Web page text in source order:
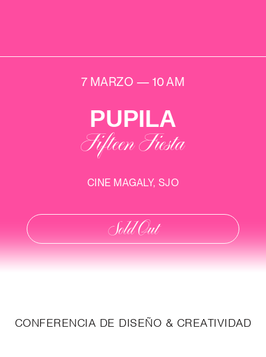
7 MARZO — 10 AM
PUPILA
Fifteen Fiesta
CINE MAGALY, SJO
Sold Out
CONFERENCIA DE DISEÑO & CREATIVIDAD